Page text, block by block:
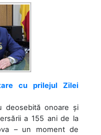
cu prilejul Zilei
deosebită onoare și
a 155 ani de la
– un moment de